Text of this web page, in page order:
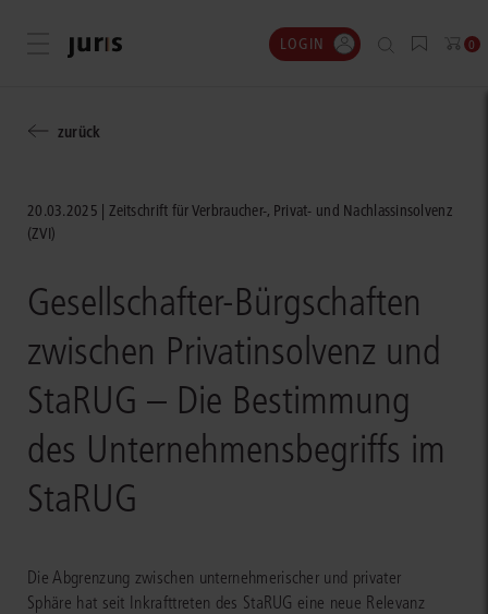
Menü öffnen LOGIN 0
zurück
20.03.2025
Zeitschrift für Verbraucher-, Privat- und Nachlassinsolvenz
(ZVI)
Gesellschafter-Bürgschaften
zwischen Privatinsolvenz und
StaRUG – Die Bestimmung
des Unternehmensbegriffs im
StaRUG
Die Abgrenzung zwischen unternehmerischer und privater
Sphäre hat seit Inkrafttreten des StaRUG eine neue Relevanz